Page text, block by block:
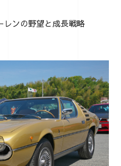
レンの野望と成長戦略